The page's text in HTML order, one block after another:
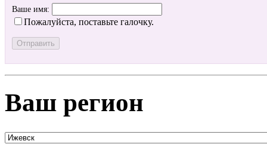
Ваше имя:
Пожалуйста, поставьте галочку.
Ваш регион